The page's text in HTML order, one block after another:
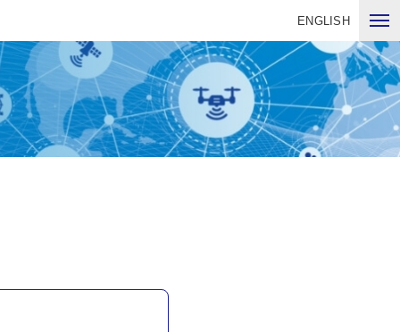
ENGLISH